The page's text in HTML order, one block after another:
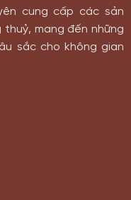
cung cấp các sản
mang đến những
sắc cho không gian